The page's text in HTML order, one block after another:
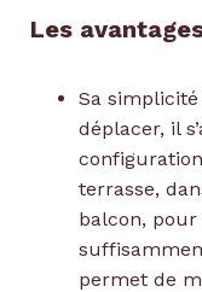
Les
Sa
déplacer, il
terrasse,
balcon,
permet de